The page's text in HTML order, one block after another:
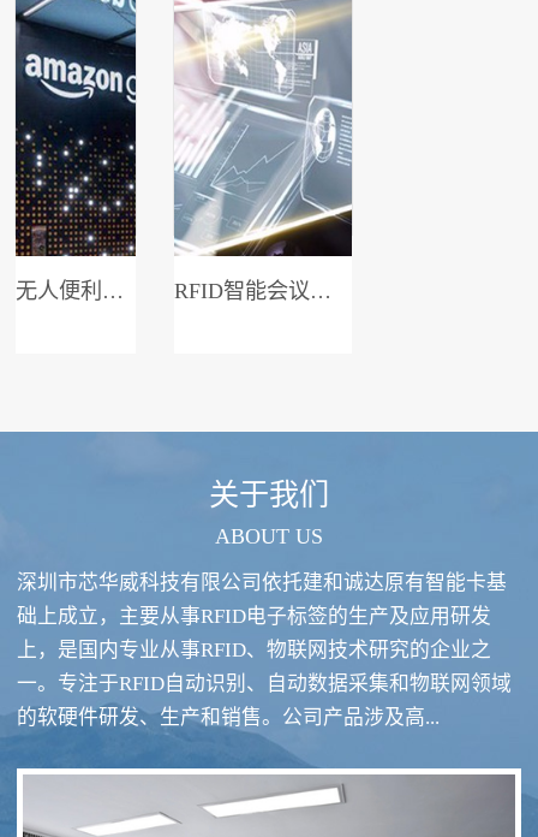
无人便利店系统 RFID智能会议签到系统
RFID酒类防伪系统方案 RFID智慧食堂系统
关于我们
ABOUT US
深圳市芯华威科技有限公司依托建和诚达原有智能卡基
础上成立，主要从事RFID电子标签的生产及应用研发
上，是国内专业从事RFID、物联网技术研究的企业之
一。专注于RFID自动识别、自动数据采集和物联网领域
的软硬件研发、生产和销售。公司产品涉及高...